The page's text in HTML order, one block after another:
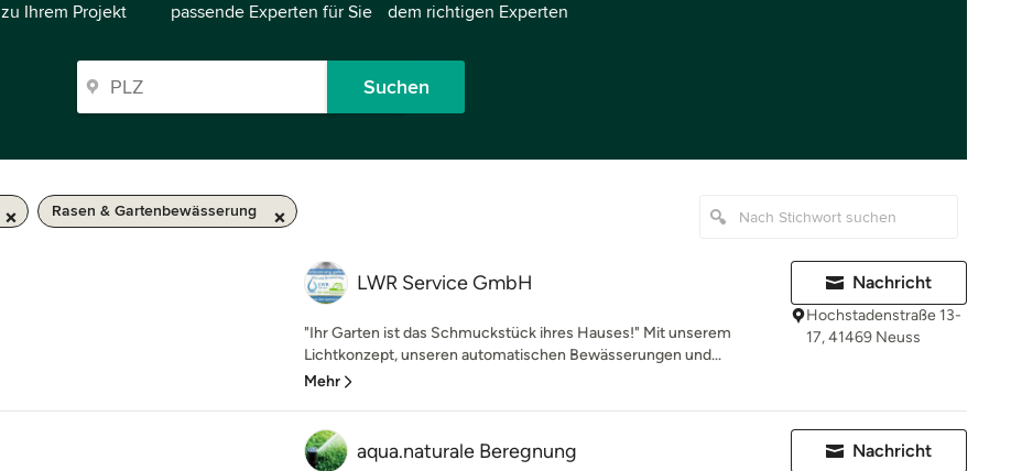
zu Ihrem Projekt
passende Experten für Sie
dem richtigen Experten
Suchen
Rasen & Gartenbewässerung
LWR Service GmbH
"Ihr Garten ist das Schmuckstück ihres Hauses!" Mit unserem
Lichtkonzept, unseren automatischen Bewässerungen und...
Mehr
Nachricht
Hochstadenstraße 13-
17, 41469 Neuss
aqua.naturale Beregnung Nachricht